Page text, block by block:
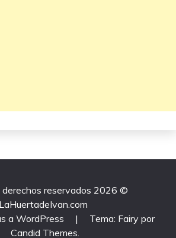
derechos reservados 2026 ©
LaHuertadeIvan.com
a WordPress
|
Tema: Fairy por
Candid Themes.